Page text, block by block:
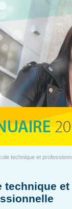
technique et
technique et